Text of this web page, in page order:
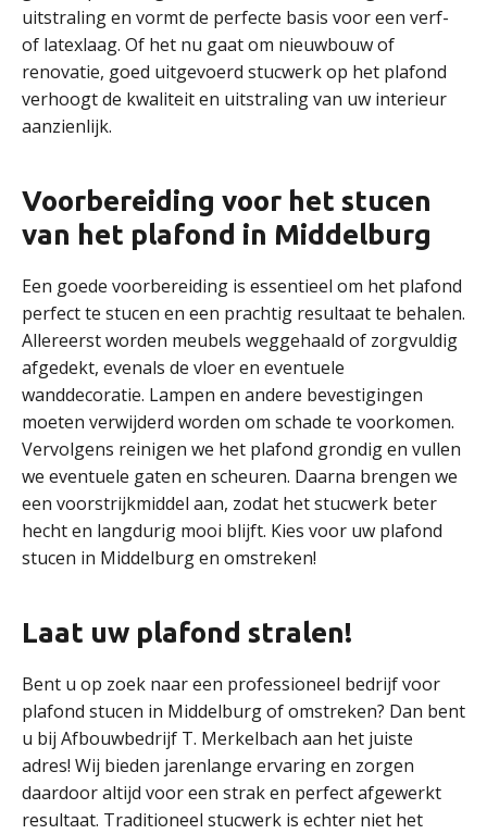
uitstraling en vormt de perfecte basis voor een verf-
of latexlaag. Of het nu gaat om nieuwbouw of
renovatie, goed uitgevoerd stucwerk op het plafond
verhoogt de kwaliteit en uitstraling van uw interieur
aanzienlijk.
Voorbereiding voor het stucen
van het plafond in Middelburg
Een goede voorbereiding is essentieel om het plafond
perfect te stucen en een prachtig resultaat te behalen.
Allereerst worden meubels weggehaald of zorgvuldig
afgedekt, evenals de vloer en eventuele
wanddecoratie. Lampen en andere bevestigingen
moeten verwijderd worden om schade te voorkomen.
Vervolgens reinigen we het plafond grondig en vullen
we eventuele gaten en scheuren. Daarna brengen we
een voorstrijkmiddel aan, zodat het stucwerk beter
hecht en langdurig mooi blijft. Kies voor uw plafond
stucen in Middelburg en omstreken!
Laat uw plafond stralen!
Bent u op zoek naar een professioneel bedrijf voor
plafond stucen in Middelburg of omstreken? Dan bent
u bij Afbouwbedrijf T. Merkelbach aan het juiste
adres! Wij bieden jarenlange ervaring en zorgen
daardoor altijd voor een strak en perfect afgewerkt
resultaat. Traditioneel stucwerk is echter niet het